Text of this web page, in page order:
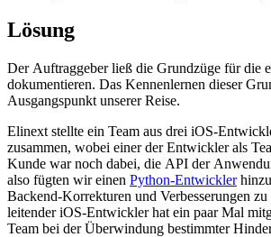
Lösung
Der Auftraggeber ließ die Grundzüge für die
dokumentieren. Das Kennenlernen dieser
Ausgangspunkt unserer Reise.
Elinext stellte ein Team aus drei iOS-
zusammen, wobei einer der Entwickler als
Kunde war noch dabei, die API der
also fügten wir einen Python-Entwickler
Backend-Korrekturen und Verbesserungen
leitender iOS-Entwickler hat ein paar Mal
Team bei der Überwindung bestimmter